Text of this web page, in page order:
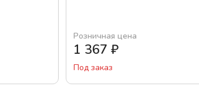
Розничная цена
1 367 ₽
Под заказ